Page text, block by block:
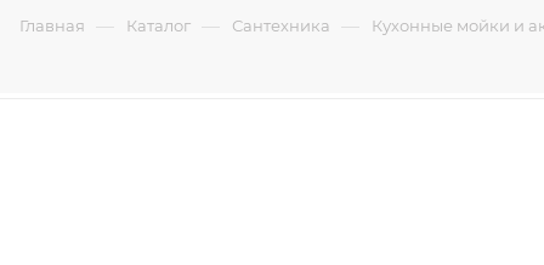
Главная — Каталог — Сантехника — Кухонные мойки и